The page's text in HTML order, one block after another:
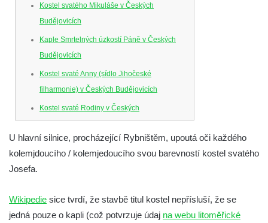
Kostel svatého Mikuláše v Českých
Budějovicích
Kaple Smrtelných úzkostí Páně v Českých
Budějovicích
Kostel svaté Anny (sídlo Jihočeské
filharmonie) v Českých Budějovicích
Kostel svaté Rodiny v Českých
Budějovicích
Kostel Obětování Panny Marie u kláštera
dominikánů v Českých Budějovicích
Kaple na křižovatce ulic Budějovická a
Dělnická v Kamenném Újezdě
U hlavní silnice, procházející Rybništěm, upoutá oči každého
kolemjdoucího / kolemjedoucího svou barevností kostel svatého
Josefa.
Wikipedie sice tvrdí, že stavbě titul kostel nepřísluší, že se
jedná pouze o kapli (což potvrzuje údaj na webu litoměřické